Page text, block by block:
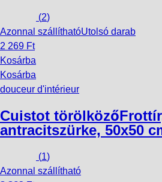
(2)
Azonnal szállíthatóUtolsó darab
2 269 Ft
Kosárba
Kosárba
douceur d'intérieur
Cuistot törölköző
antracitszürke, 50x50
(1)
Azonnal szállítható